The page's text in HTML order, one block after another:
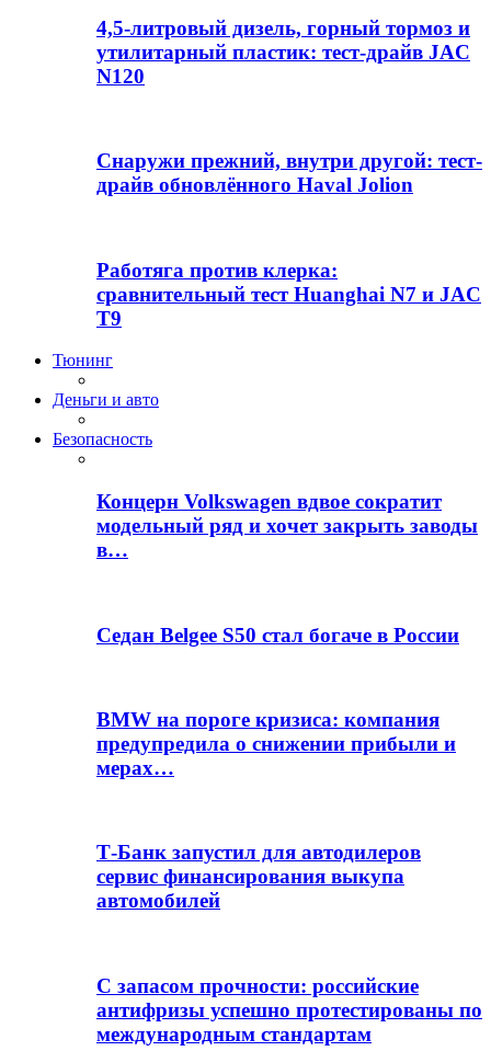
4,5-литровый дизель, горный тормоз и
утилитарный пластик: тест-драйв JAC
N120
Снаружи прежний, внутри другой: тест-
драйв обновлённого Haval Jolion
Работяга против клерка:
сравнительный тест Huanghai N7 и JAC
T9
Тюнинг
Деньги и авто
Безопасность
Концерн Volkswagen вдвое сократит
модельный ряд и хочет закрыть заводы
в…
Седан Belgee S50 стал богаче в России
BMW на пороге кризиса: компания
предупредила о снижении прибыли и
мерах…
Т-Банк запустил для автодилеров
сервис финансирования выкупа
автомобилей
С запасом прочности: российские
антифризы успешно протестированы по
международным стандартам